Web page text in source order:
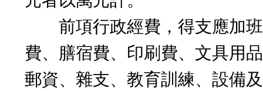
前項行政經費，得支應加班
費、膳宿費、印刷費、文具用
郵資、雜支、教育訓練、設備